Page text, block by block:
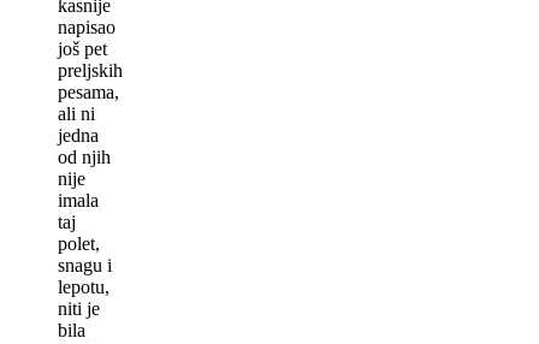
kasnije
napisao
još pet
preljskih
pesama,
ali ni
jedna
od njih
nije
imala
taj
polet,
snagu i
lepotu,
niti je
bila